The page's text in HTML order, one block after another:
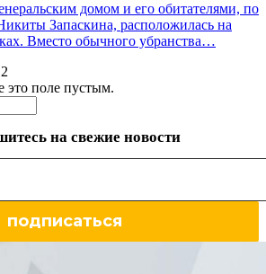
домом и его обитателями, по
Запаскина, расположилась на
Вместо обычного убранства…
это поле пустым.
на свежие новости